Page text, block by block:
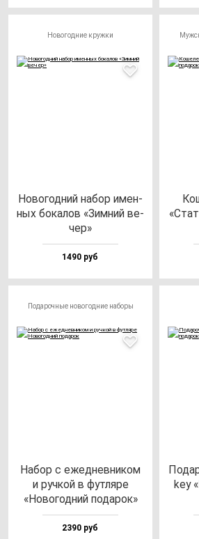
Новогодние кружки
Ново­год­ний на­бор имен­
ных бо­ка­лов «Зим­ний ве­
чер»
1490 руб
Подарочные новогодние наборы
Набор с ежед­нев­ни­ком
и руч­кой в фут­ля­ре
«Ново­год­ний по­да­рок»
2390 руб
key